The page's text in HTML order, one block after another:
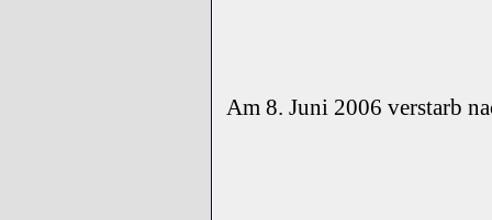
Am 8. Juni 2006 verstarb